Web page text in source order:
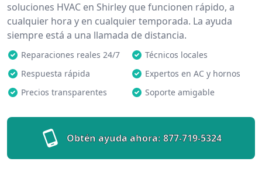
soluciones HVAC en Shirley que funcionen rápido, a
cualquier hora y en cualquier temporada. La ayuda
siempre está a una llamada de distancia.
Reparaciones reales 24/7
Técnicos locales
Respuesta rápida
Expertos en AC y hornos
Precios transparentes
Soporte amigable
Obtén ayuda ahora: 877-719-5324